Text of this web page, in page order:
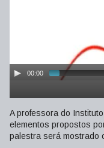
00:00
A professora do
elementos propostos
palestra será mostrado